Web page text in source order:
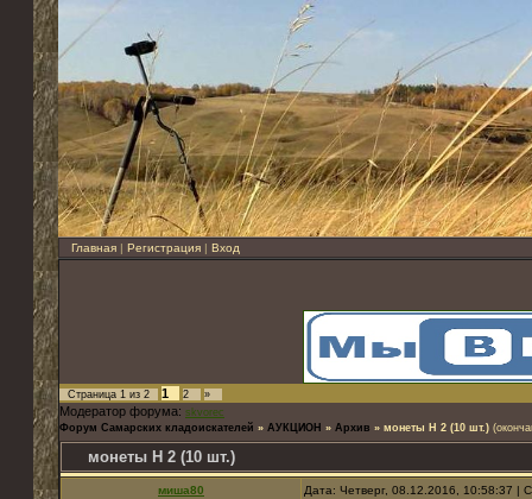
Главная | Регистрация | Вход
Страница 1 из 2 1 2 »
Модератор форума: skvorec
Форум Самарских кладоискателей » АУКЦИОН » Архив » монеты Н 2 (10 шт.)
монеты Н 2 (10 шт.)
миша80 Дата: Четверг, 08.12.2016, 10:58:37 |